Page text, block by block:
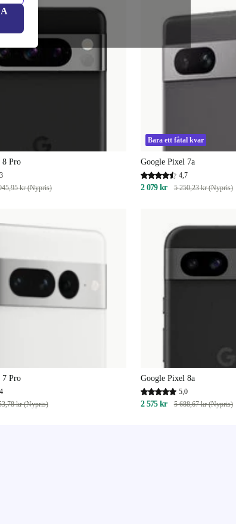
8 Pro
kr (Nypris)
Bara ett fåtal kvar
Google Pixel 7a
4,7
2 079 kr 5 250,23 kr (Nypris)
7 Pro
kr (Nypris)
Google Pixel 8a
5,0
2 575 kr 5 688,67 kr (Nypris)